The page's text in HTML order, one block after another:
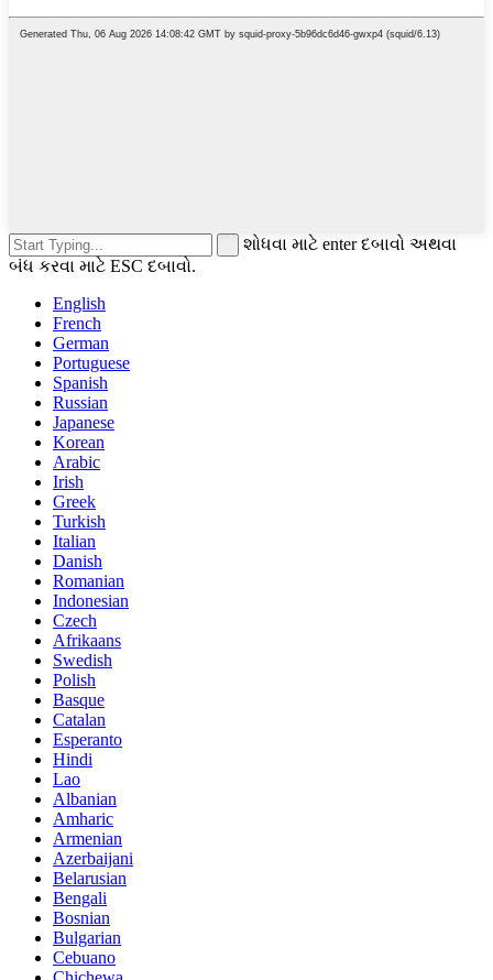
શોધવા માટે enter દબાવો અથવા
બંધ કરવા માટે ESC દબાવો.
English
French
German
Portuguese
Spanish
Russian
Japanese
Korean
Arabic
Irish
Greek
Turkish
Italian
Danish
Romanian
Indonesian
Czech
Afrikaans
Swedish
Polish
Basque
Catalan
Esperanto
Hindi
Lao
Albanian
Amharic
Armenian
Azerbaijani
Belarusian
Bengali
Bosnian
Bulgarian
Cebuano